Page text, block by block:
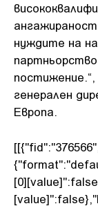
нуждите на
генерален
Европа.